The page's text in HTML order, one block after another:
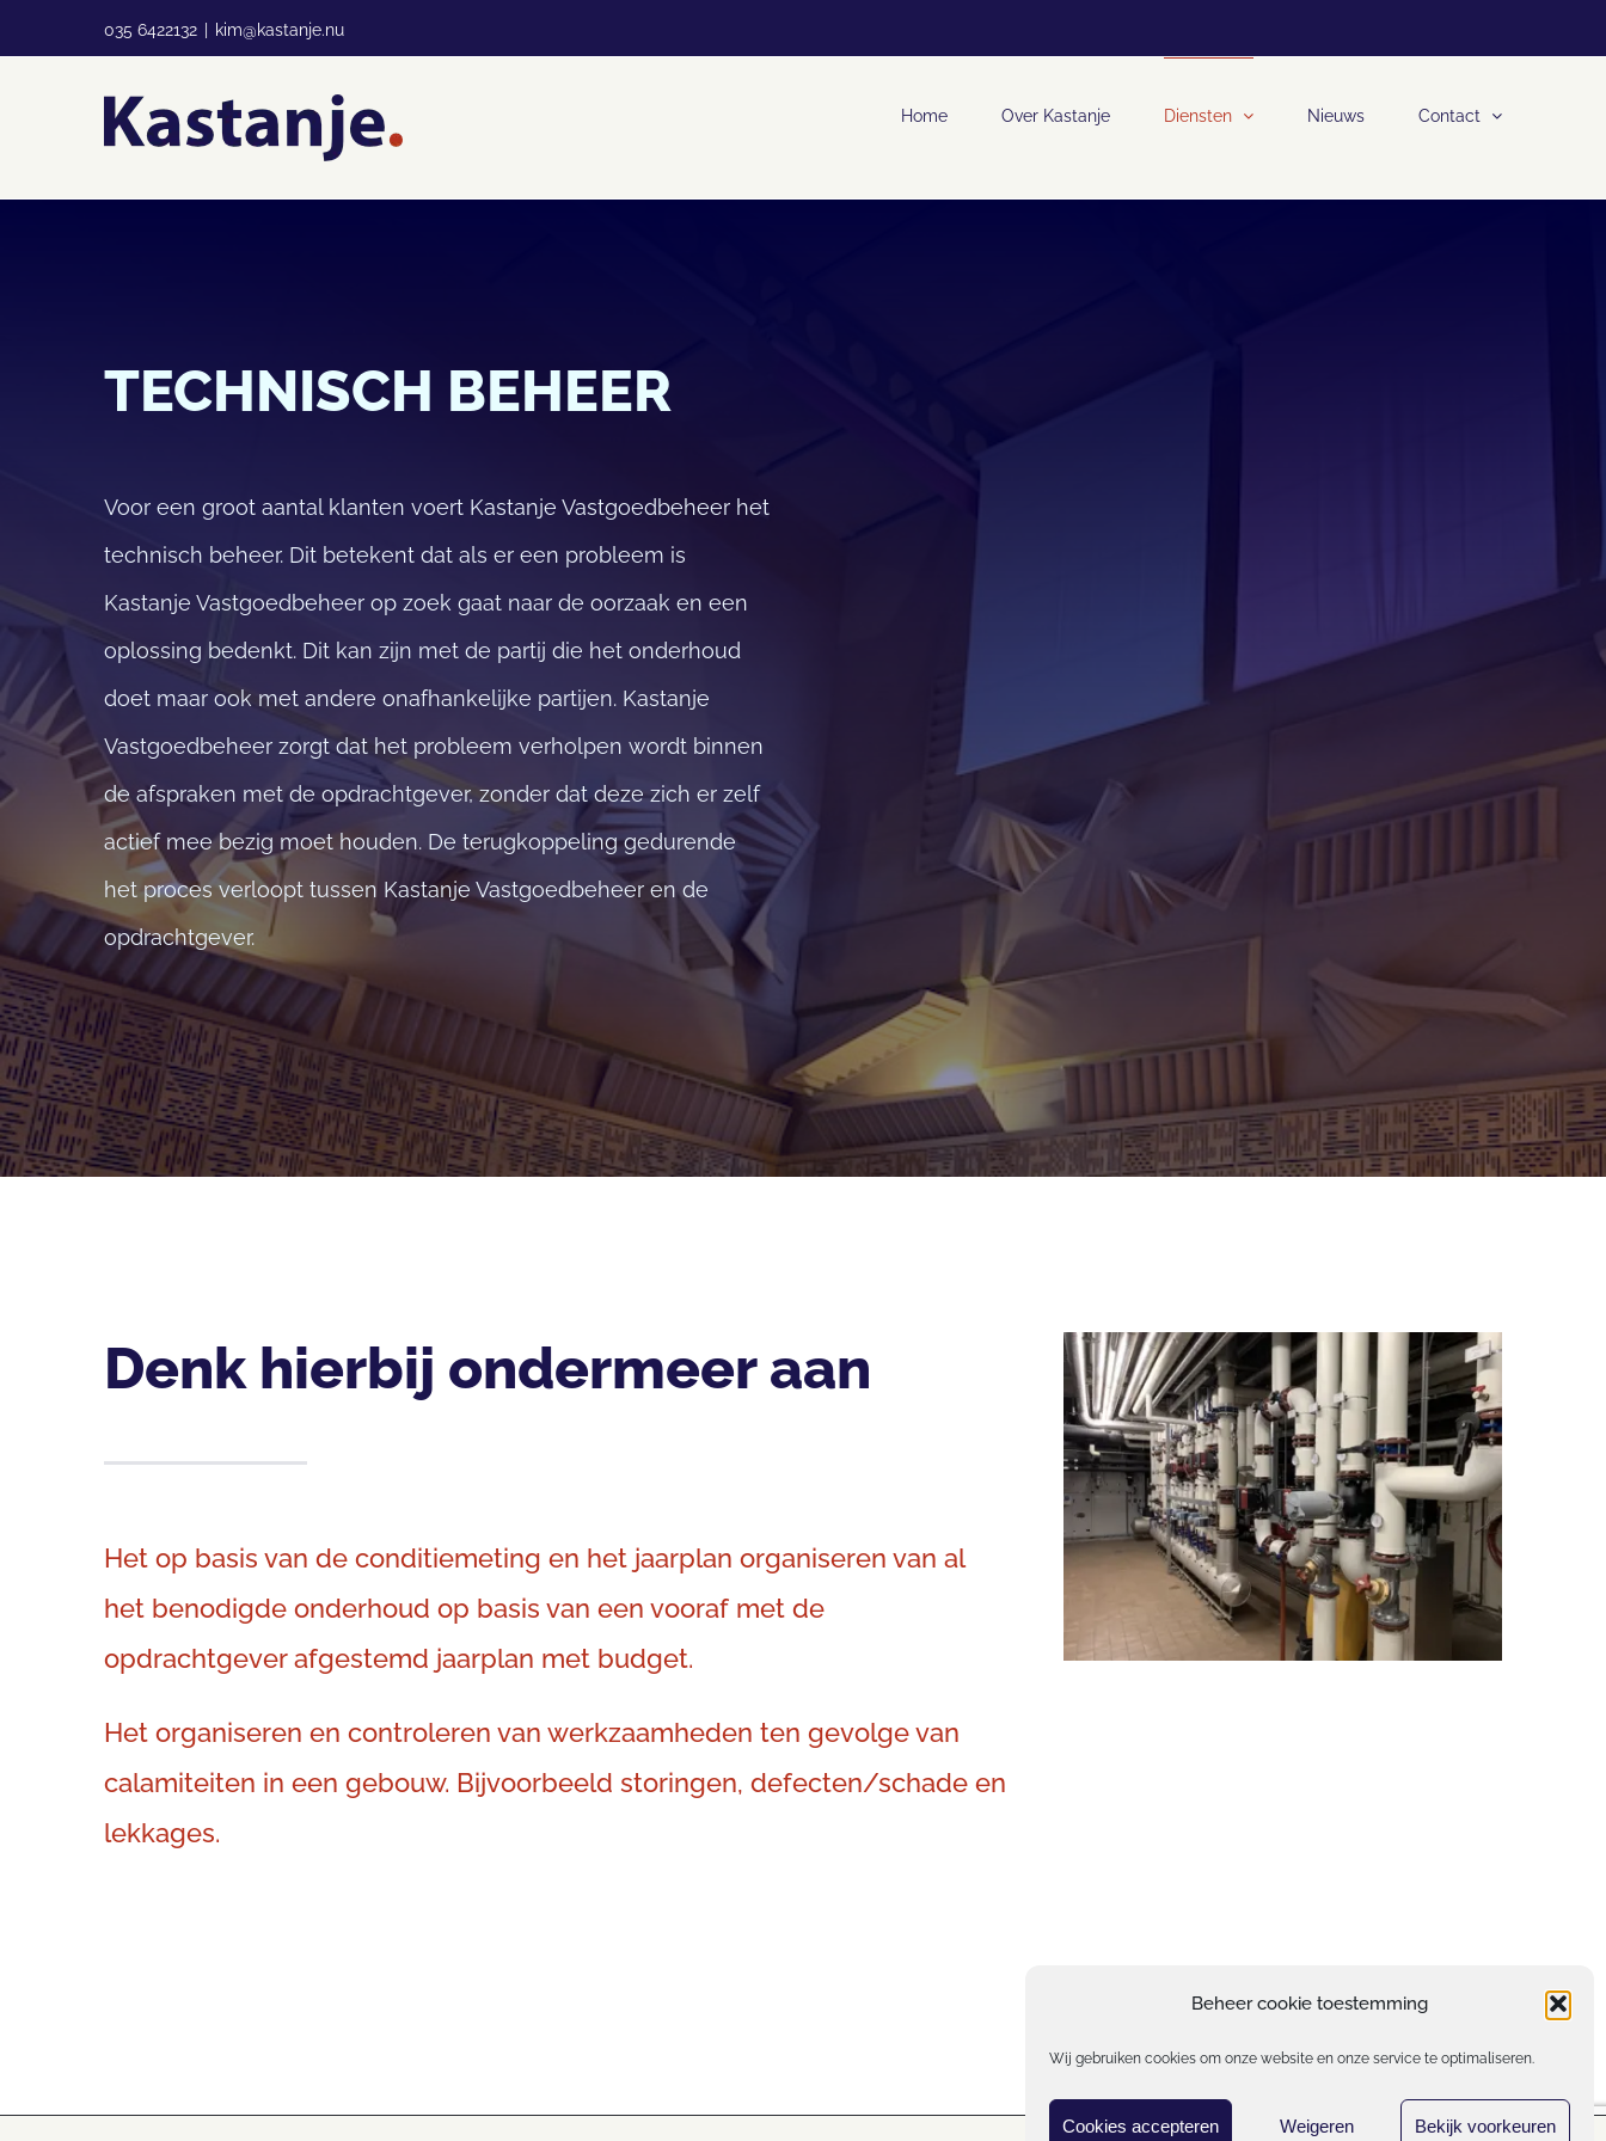
Beheer cookie toestemming
Wij gebruiken cookies om onze website en onze service te optimaliseren.
Cookies accepteren Weigeren Bekijk voorkeuren
naar
035 6422132 kim@kastanje.nu
Home Over Kastanje Diensten Nieuws Contact
TECHNISCH BEHEER
Voor een groot aantal klanten voert Kastanje Vastgoedbeheer het
technisch beheer. Dit betekent dat als er een probleem is
Kastanje Vastgoedbeheer op zoek gaat naar de oorzaak en een
oplossing bedenkt. Dit kan zijn met de partij die het onderhoud
doet maar ook met andere onafhankelijke partijen. Kastanje
Vastgoedbeheer zorgt dat het probleem verholpen wordt binnen
de afspraken met de opdrachtgever, zonder dat deze zich er zelf
actief mee bezig moet houden. De terugkoppeling gedurende
het proces verloopt tussen Kastanje Vastgoedbeheer en de
opdrachtgever.
Denk hierbij ondermeer aan
Het op basis van de conditiemeting en het jaarplan organiseren van al
het benodigde onderhoud op basis van een vooraf met de
opdrachtgever afgestemd jaarplan met budget.
Het organiseren en controleren van werkzaamheden ten gevolge van
calamiteiten in een gebouw. Bijvoorbeeld storingen, defecten/schade en
lekkages.